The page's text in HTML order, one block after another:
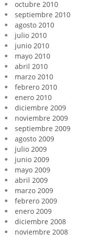
octubre 2010
septiembre 2010
agosto 2010
julio 2010
junio 2010
mayo 2010
abril 2010
marzo 2010
febrero 2010
enero 2010
diciembre 2009
noviembre 2009
septiembre 2009
agosto 2009
julio 2009
junio 2009
mayo 2009
abril 2009
marzo 2009
febrero 2009
enero 2009
diciembre 2008
noviembre 2008